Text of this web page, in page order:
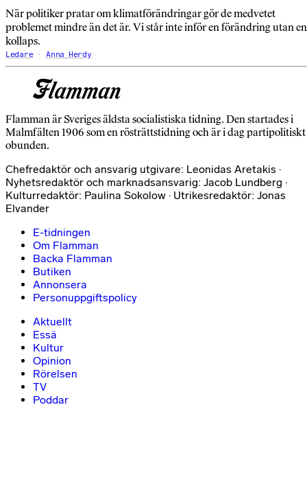
När politiker pratar om klimatförändringar gör de medvetet
problemet mindre än det är. Vi står inte inför en förändring utan en
kollaps.
Ledare Anna Herdy
Flamman är Sveriges äldsta socialistiska tidning. Den startades i
Malmfälten 1906 som en rösträttstidning och är i dag partipolitiskt
obunden.
Chefredaktör och ansvarig utgivare: Leonidas Aretakis ·
Nyhetsredaktör och marknadsansvarig: Jacob Lundberg ·
Kulturredaktör: Paulina Sokolow · Utrikesredaktör: Jonas
Elvander
E-tidningen
Om Flamman
Backa Flamman
Butiken
Annonsera
Personuppgiftspolicy
Aktuellt
Essä
Kultur
Opinion
Rörelsen
TV
Poddar